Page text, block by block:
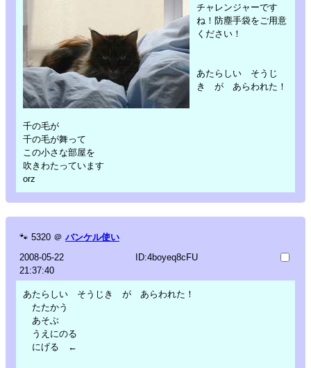
チャレンジャーです
ね！防塵手袋をご用意
ください！
あたらしい そうじ
き が あらわれた！
千の毛が
千の毛が舞って
この小さな部屋を
吹きわたっています
orz
🐾 5320 ＠ バンケル使い
2008-05-22
21:37:40
ID:4boyeq8cFU
あたらしい そうじき が あらわれた！
たたかう
あそぶ
うえにのる
にげる ←